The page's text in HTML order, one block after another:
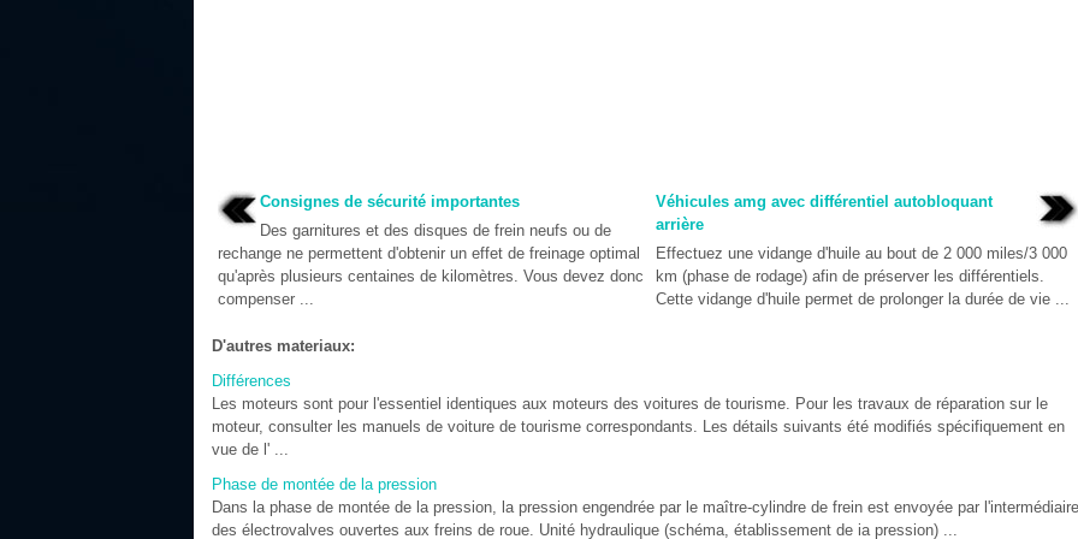
Consignes de sécurité importantes
Des garnitures et des disques de frein neufs ou de
rechange ne permettent d'obtenir un effet de freinage optimal
qu'après plusieurs centaines de kilomètres. Vous devez donc
compenser ...
Véhicules amg avec différentiel autobloquant
arrière
Effectuez une vidange d'huile au bout de 2 000 miles/3 000
km (phase de rodage) afin de préserver les différentiels.
Cette vidange d'huile permet de prolonger la durée de vie ...
D'autres materiaux:
Différences
Les moteurs sont pour l'essentiel identiques aux moteurs des voitures de tourisme. Pour les travaux de réparation sur le
moteur, consulter les manuels de voiture de tourisme correspondants. Les détails suivants été modifiés spécifiquement en
vue de l' ...
Phase de montée de la pression
Dans la phase de montée de la pression, la pression engendrée par le maître-cylindre de frein est envoyée par l'intermédiaire
des électrovalves ouvertes aux freins de roue. Unité hydraulique (schéma, établissement de ia pression) ...